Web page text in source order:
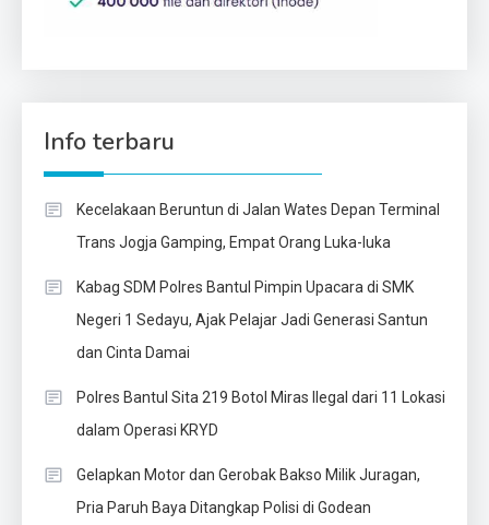
Info terbaru
Kecelakaan Beruntun di Jalan Wates Depan Terminal
Trans Jogja Gamping, Empat Orang Luka-luka
Kabag SDM Polres Bantul Pimpin Upacara di SMK
Negeri 1 Sedayu, Ajak Pelajar Jadi Generasi Santun
dan Cinta Damai
Polres Bantul Sita 219 Botol Miras Ilegal dari 11 Lokasi
dalam Operasi KRYD
Gelapkan Motor dan Gerobak Bakso Milik Juragan,
Pria Paruh Baya Ditangkap Polisi di Godean